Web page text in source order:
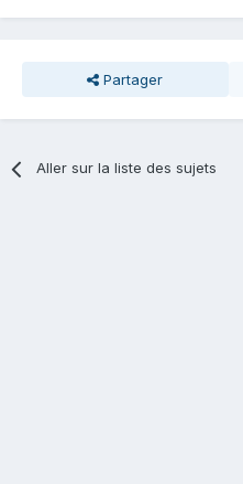
Partager
Aller sur la liste des sujets